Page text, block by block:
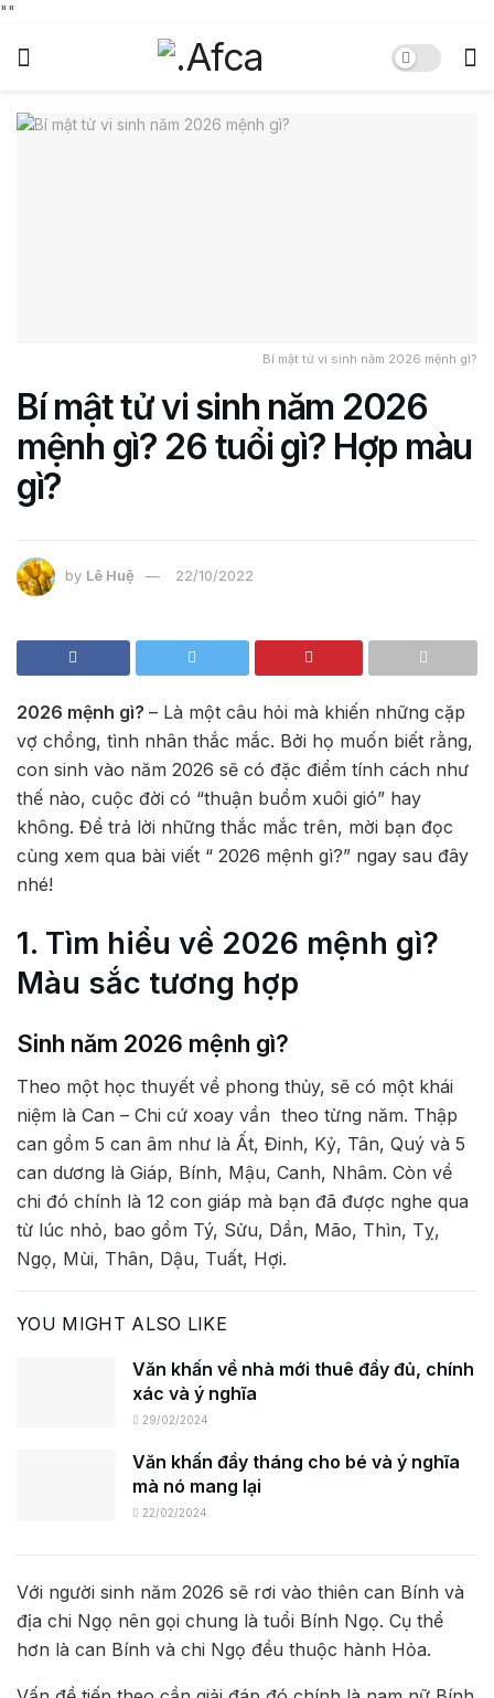
""
Bí mật tử vi sinh năm 2026 mệnh gì?
Bí mật tử vi sinh năm 2026
mệnh gì? 26 tuổi gì? Hợp màu
gì?
by Lê Huệ 22/10/2022
2026 mệnh gì? – Là một câu hỏi mà khiến những cặp
vợ chồng, tình nhân thắc mắc. Bởi họ muốn biết rằng,
con sinh vào năm 2026 sẽ có đặc điểm tính cách như
thế nào, cuộc đời có “thuận buồm xuôi gió” hay
không. Để trả lời những thắc mắc trên, mời bạn đọc
cùng xem qua bài viết “ 2026 mệnh gì?” ngay sau đây
nhé!
1. Tìm hiểu về 2026 mệnh gì?
Màu sắc tương hợp
Sinh năm 2026 mệnh gì?
Theo một học thuyết về phong thủy, sẽ có một khái
niệm là Can – Chi cứ xoay vần theo từng năm. Thập
can gồm 5 can âm như là Ất, Đinh, Kỷ, Tân, Quý và 5
can dương là Giáp, Bính, Mậu, Canh, Nhâm. Còn về
chi đó chính là 12 con giáp mà bạn đã được nghe qua
từ lúc nhỏ, bao gồm Tý, Sửu, Dần, Mão, Thìn, Tỵ,
Ngọ, Mùi, Thân, Dậu, Tuất, Hợi.
YOU MIGHT ALSO LIKE
Văn khấn về nhà mới thuê đầy đủ, chính
xác và ý nghĩa
29/02/2024
Văn khấn đầy tháng cho bé và ý nghĩa
mà nó mang lại
22/02/2024
Với người sinh năm 2026 sẽ rơi vào thiên can Bính và
địa chi Ngọ nên gọi chung là tuổi Bính Ngọ. Cụ thể
hơn là can Bính và chi Ngọ đều thuộc hành Hỏa.